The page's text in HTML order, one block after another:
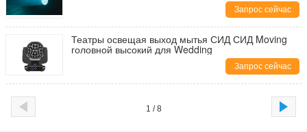
Запрос сейчас
Театры освещая выход мытья СИД СИД Moving
головной высокий для Wedding
Запрос сейчас
1 / 8